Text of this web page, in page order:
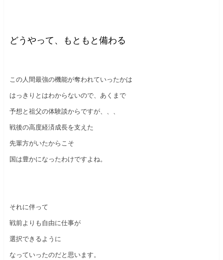
どうやって、もともと備わる
この人間最強の機能が奪われていったかは
はっきりとはわからないので、あくまで
予想と祖父の体験談からですが、、、
戦後の高度経済成長を支えた
先輩方がいたからこそ
国は豊かになったわけですよね。
それに伴って
戦前よりも自由に仕事が
選択できるように
なっていったのだと思います。